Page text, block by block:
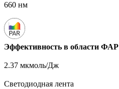
660 нм
Эффективность в области ФАР
2.37 мкмоль/Дж
Светодиодная лента